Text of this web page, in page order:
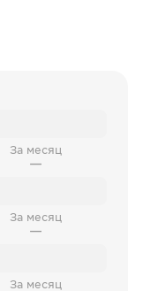
За месяц
—
За месяц
—
За месяц